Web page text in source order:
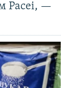
Расеі, —